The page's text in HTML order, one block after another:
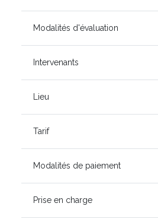
Modalités d'évaluation
Intervenants
Lieu
Tarif
Modalités de paiement
Prise en charge